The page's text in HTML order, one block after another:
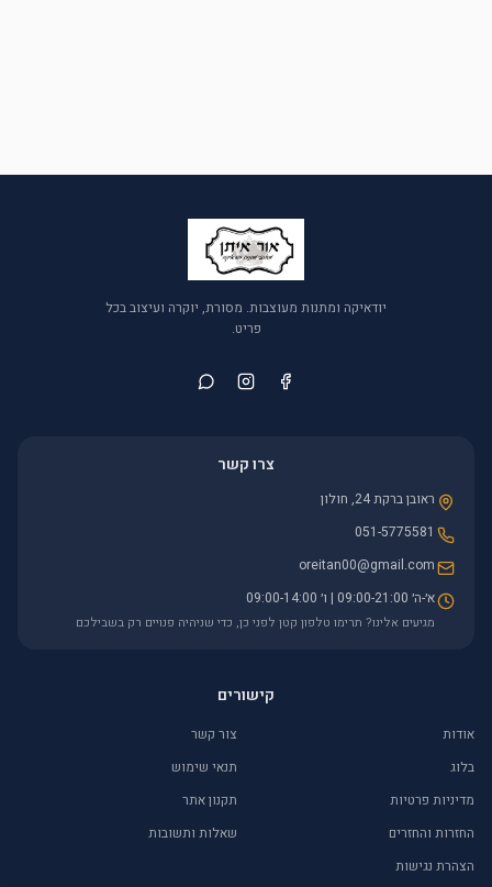
יודאיקה ומתנות מעוצבות. מסורת, יוקרה ועיצוב בכל
פריט.
צרו קשר
ראובן ברקת 24, חולון
051-5775581
oreitan00@gmail.com
א׳-ה׳ 09:00-21:00 | ו׳ 09:00-14:00
מגיעים אלינו? תרימו טלפון קטן לפני כן, כדי שניהיה פנויים רק בשבילכם
קישורים
אודות
צור קשר
בלוג
תנאי שימוש
מדיניות פרטיות
תקנון אתר
החזרות והחזרים
שאלות ותשובות
הצהרת נגישות